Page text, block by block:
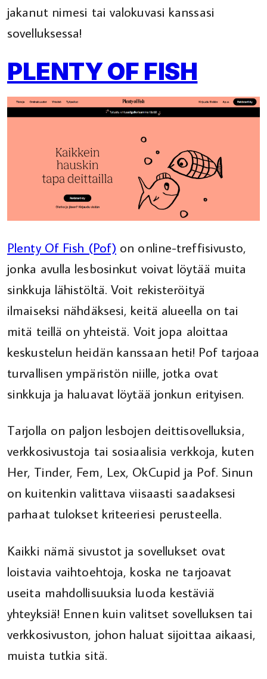
jakanut nimesi tai valokuvasi kanssasi
sovelluksessa!
PLENTY OF FISH
Plenty Of Fish (Pof) on online-treffisivusto,
jonka avulla lesbosinkut voivat löytää muita
sinkkuja lähistöltä. Voit rekisteröityä
ilmaiseksi nähdäksesi, keitä alueella on tai
mitä teillä on yhteistä. Voit jopa aloittaa
keskustelun heidän kanssaan heti! Pof tarjoaa
turvallisen ympäristön niille, jotka ovat
sinkkuja ja haluavat löytää jonkun erityisen.
Tarjolla on paljon lesbojen deittisovelluksia,
verkkosivustoja tai sosiaalisia verkkoja, kuten
Her, Tinder, Fem, Lex, OkCupid ja Pof. Sinun
on kuitenkin valittava viisaasti saadaksesi
parhaat tulokset kriteeriesi perusteella.
Kaikki nämä sivustot ja sovellukset ovat
loistavia vaihtoehtoja, koska ne tarjoavat
useita mahdollisuuksia luoda kestäviä
yhteyksiä! Ennen kuin valitset sovelluksen tai
verkkosivuston, johon haluat sijoittaa aikaasi,
muista tutkia sitä.